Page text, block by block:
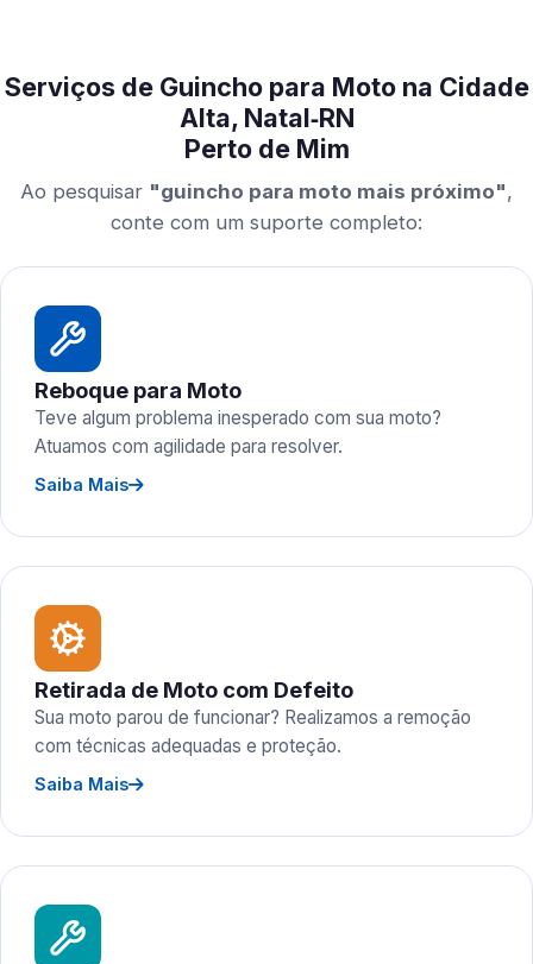
Serviços de Guincho para Moto na Cidade
Alta, Natal‑RN
Perto de Mim
Ao pesquisar "guincho para moto mais próximo",
conte com um suporte completo:
Reboque para Moto
Teve algum problema inesperado com sua moto?
Atuamos com agilidade para resolver.
Saiba Mais
Retirada de Moto com Defeito
Sua moto parou de funcionar? Realizamos a remoção
com técnicas adequadas e proteção.
Saiba Mais